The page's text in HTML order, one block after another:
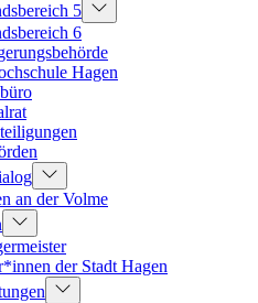
5
6
Hagen
an der Volme
der Stadt Hagen